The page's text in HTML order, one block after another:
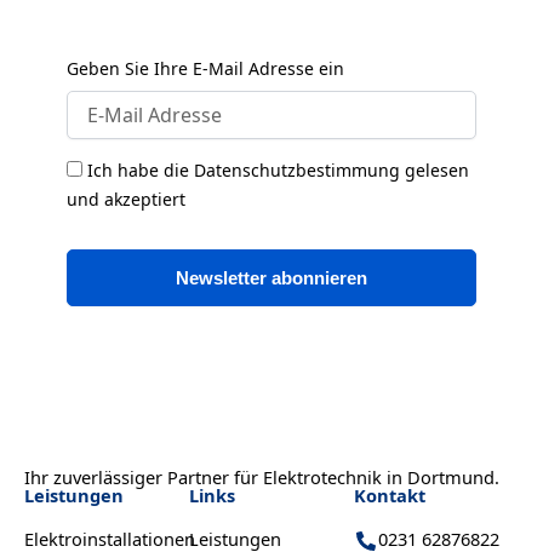
Geben Sie Ihre E-Mail Adresse ein
Ich habe die Datenschutzbestimmung gelesen
und akzeptiert
Newsletter abonnieren
Ihr zuverlässiger Partner für Elektrotechnik in Dortmund.
Leistungen
Elektroinstallationen
Links
Leistungen
Kontakt
0231 62876822